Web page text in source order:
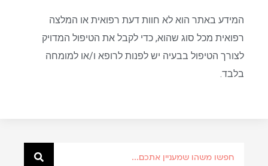
המידע באתר הוא לא חוות דעת רפואית או המלצה
רפואית מכל סוג שהוא, כדי לקבל את הטיפול המדויק
לצורך הטיפול בבעיה יש לפנות לרופא ו/או למומחה
בלבד.